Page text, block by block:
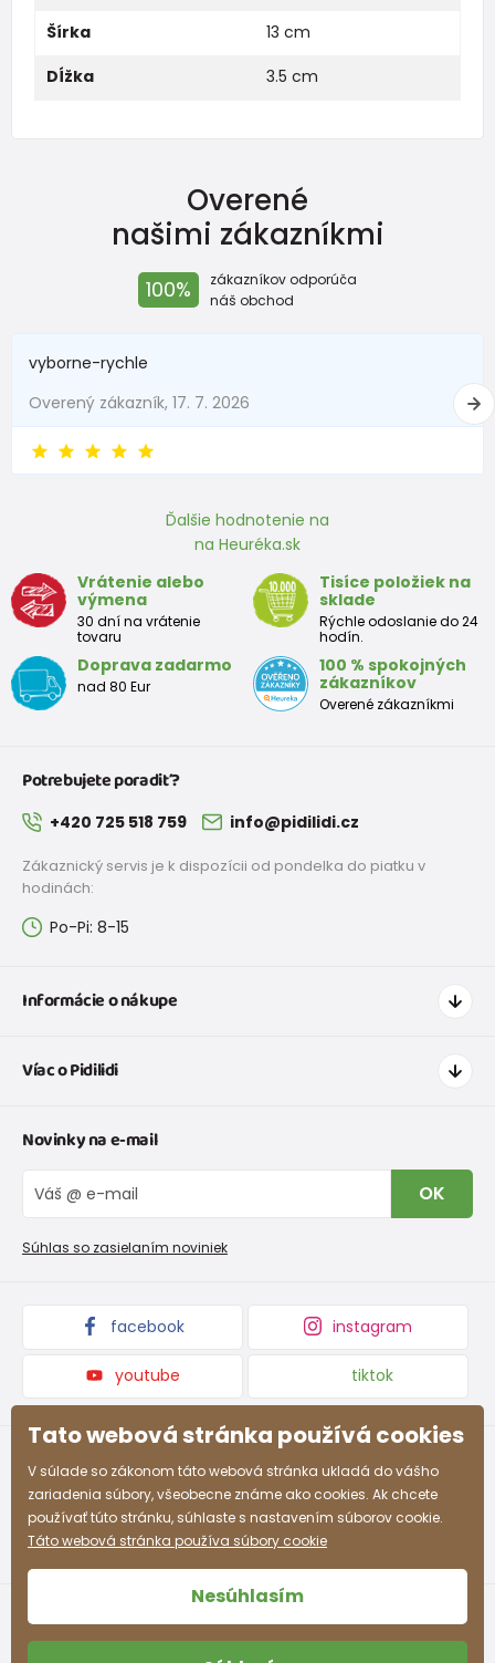
Šírka
13 cm
Dĺžka
3.5 cm
Overené
našimi zákazníkmi
100%
zákazníkov odporúča
náš obchod
vyborne-rychle
Overený zákazník, 17. 7. 2026
Ďalšie hodnotenie na
na Heuréka.sk
Vrátenie alebo
výmena
30 dní na vrátenie
tovaru
Tisíce položiek na
sklade
Rýchle odoslanie do 24
hodín.
Doprava zadarmo
nad 80 Eur
100 % spokojných
zákazníkov
Overené zákazníkmi
Potrebujete poradiť?
+420 725 518 759 info@pidilidi.cz
Zákaznický servis je k dispozícii od pondelka do piatku v
hodinách:
Po-Pi: 8-15
Informácie o nákupe
Doprava a platba
Tabuľka veľkostí obuvi
Vrátenie tovaru a reklamacie
Reklamačný poriadok
Nevyzdvihnutá objednávka na dobierku
Víac o Pidilidi
O nás
Blog
Veľkoobchod PiDiLiDi
Kolekcie tovaru
Novinky na e-mail
OK
Súhlas so zasielaním noviniek
facebook instagram
youtube tiktok
Tato webová stránka používá cookies
V súlade so zákonom táto webová stránka ukladá do vášho
zariadenia súbory, všeobecne známe ako cookies. Ak chcete
používať túto stránku, súhlaste s nastavením súborov cookie.
Táto webová stránka používa súbory cookie
Nesúhlasím